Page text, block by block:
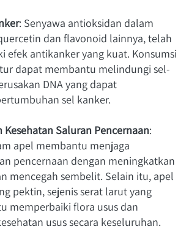
: Senyawa antioksidan dalam
dan flavonoid lainnya, telah
efek antikanker yang kuat. Konsumsi
dapat membantu melindungi sel-
DNA yang dapat
sel kanker.
Kesehatan Saluran Pencernaan:
apel membantu menjaga
pencernaan dengan meningkatkan
mencegah sembelit. Selain itu, apel
pektin, sejenis serat larut yang
memperbaiki flora usus dan
usus secara keseluruhan.